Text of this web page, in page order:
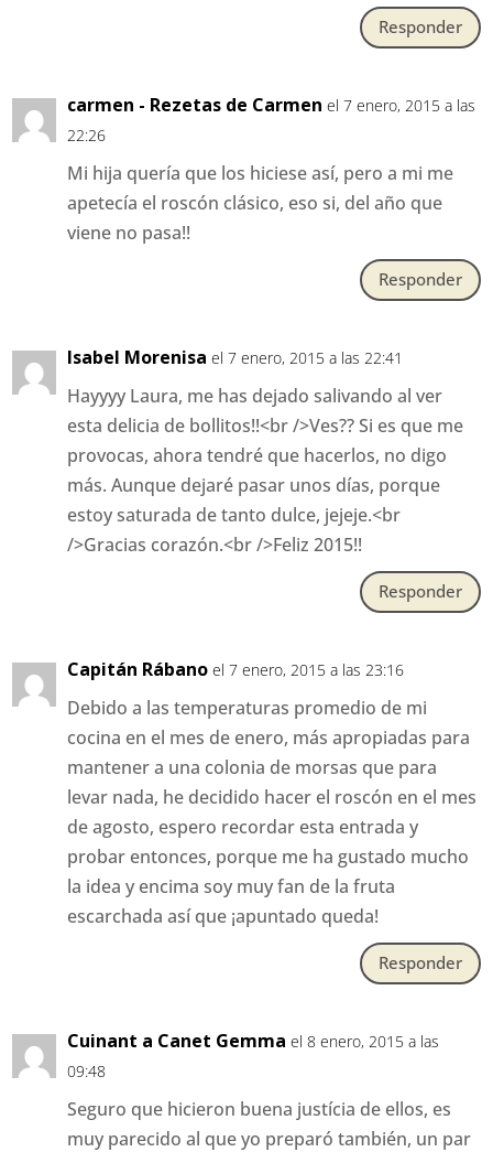
Responder
carmen - Rezetas de Carmen el 7 enero, 2015 a las
22:26
Mi hija quería que los hiciese así, pero a mi me
apetecía el roscón clásico, eso si, del año que
viene no pasa!!
Responder
Isabel Morenisa el 7 enero, 2015 a las 22:41
Hayyyy Laura, me has dejado salivando al ver
esta delicia de bollitos!!<br />Ves?? Si es que me
provocas, ahora tendré que hacerlos, no digo
más. Aunque dejaré pasar unos días, porque
estoy saturada de tanto dulce, jejeje.<br
/>Gracias corazón.<br />Feliz 2015!!
Responder
Capitán Rábano el 7 enero, 2015 a las 23:16
Debido a las temperaturas promedio de mi
cocina en el mes de enero, más apropiadas para
mantener a una colonia de morsas que para
levar nada, he decidido hacer el roscón en el mes
de agosto, espero recordar esta entrada y
probar entonces, porque me ha gustado mucho
la idea y encima soy muy fan de la fruta
escarchada así que ¡apuntado queda!
Responder
Cuinant a Canet Gemma el 8 enero, 2015 a las
09:48
Seguro que hicieron buena justícia de ellos, es
muy parecido al que yo preparó también, un par